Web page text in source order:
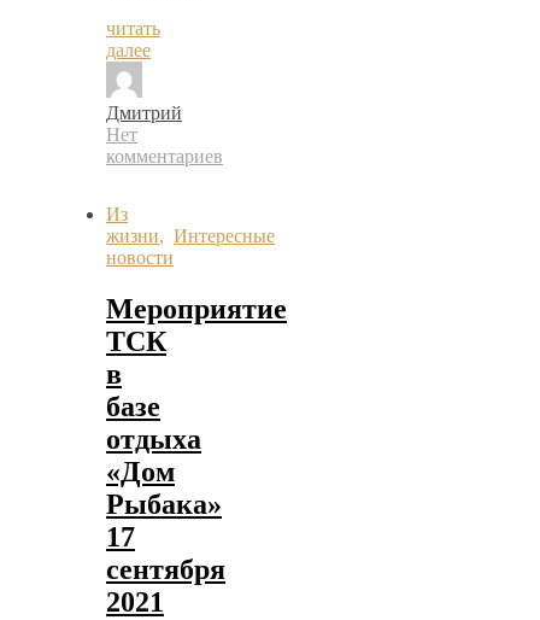
читать
далее
Дмитрий
Нет
комментариев
Из
жизни, Интересные
новости
Мероприятие
ТСК
в
базе
отдыха
«Дом
Рыбака»
17
сентября
2021